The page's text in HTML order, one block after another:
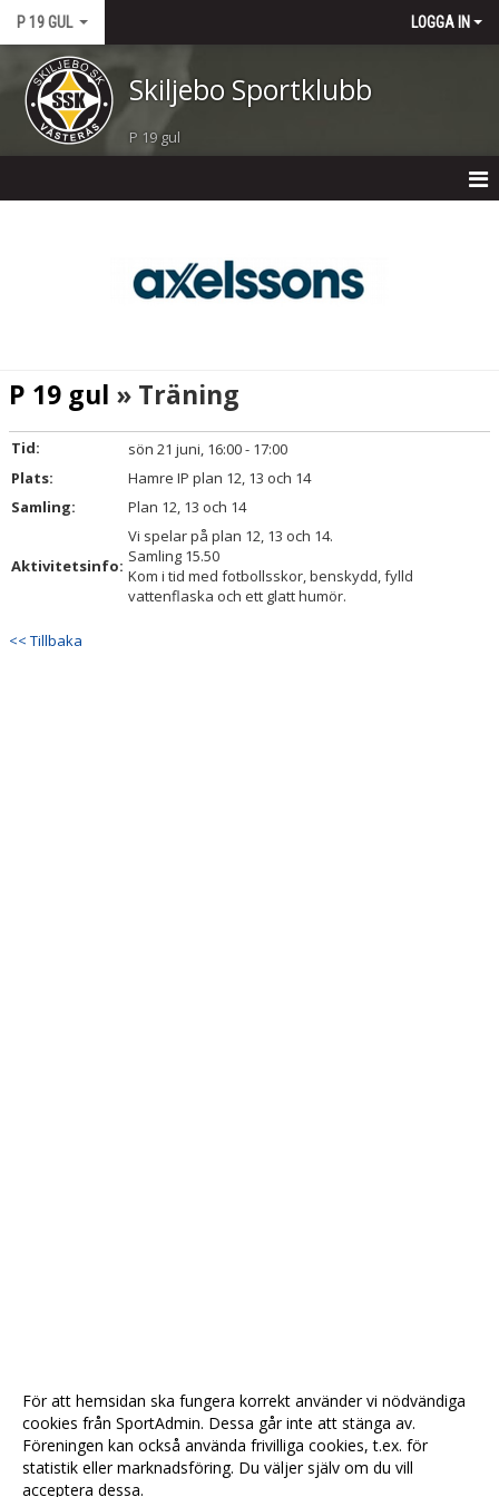
P 19 GUL LOGGA IN
Skiljebo Sportklubb
P 19 gul
TRUPPEN
DOKUMENT
KONTAKT
P 19 gul » Träning
Tid:
sön 21 juni, 16:00 - 17:00
Plats:
Hamre IP plan 12, 13 och 14
Samling:
Plan 12, 13 och 14
Aktivitetsinfo:
Vi spelar på plan 12, 13 och 14.
Samling 15.50
Kom i tid med fotbollsskor, benskydd, fylld
vattenflaska och ett glatt humör.
<< Tillbaka
För att hemsidan ska fungera korrekt använder vi nödvändiga
cookies från SportAdmin. Dessa går inte att stänga av.
Föreningen kan också använda frivilliga cookies, t.ex. för
statistik eller marknadsföring. Du väljer själv om du vill
acceptera dessa.